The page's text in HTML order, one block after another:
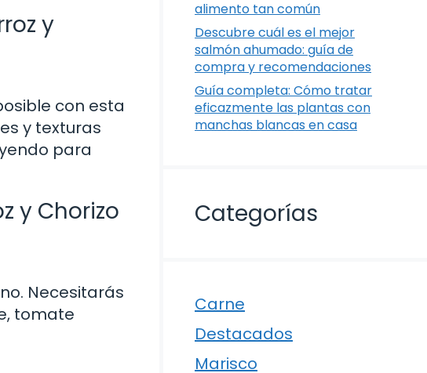
y
con esta
y texturas
para
y Chorizo
Necesitarás
tomate
alimento tan común
Descubre cuál es el mejor
salmón ahumado: guía de
compra y recomendaciones
Guía completa: Cómo tratar
eficazmente las plantas con
manchas blancas en casa
Categorías
Carne
Destacados
Marisco